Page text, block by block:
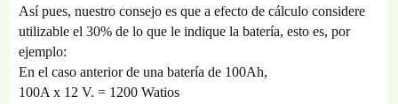
Así pues, nuestro consejo es que a efecto de cálculo considere
utilizable el 30% de lo que le indique la batería, esto es, por
ejemplo:
En el caso anterior de una batería de 100Ah,
100A x 12 V. = 1200 Watios